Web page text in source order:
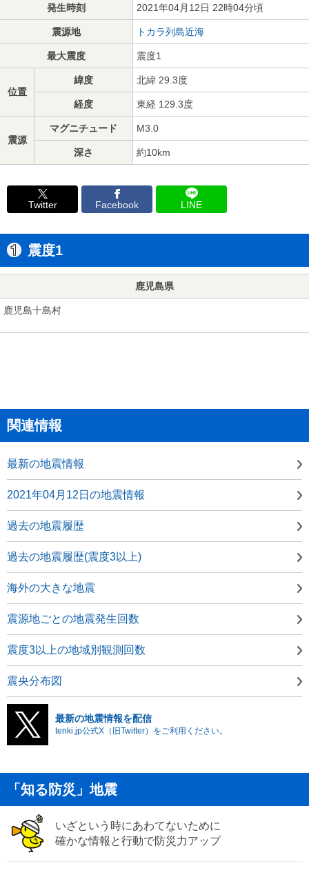
発生時刻 2021年04月12日 22時04分頃
震源地 トカラ列島近海
最大震度 震度1
位置
緯度 北緯 29.3度
経度 東経 129.3度
震源
マグニチュード M3.0
深さ 約10km
Twitter Facebook LINE
震度1
鹿児島県
鹿児島十島村
関連情報
最新の地震情報
2021年04月12日の地震情報
過去の地震履歴
過去の地震履歴(震度3以上)
海外の大きな地震
震源地ごとの地震発生回数
震度3以上の地域別観測回数
震央分布図
最新の地震情報を配信
tenki.jp公式X（旧Twitter）をご利用ください。
「知る防災」地震
いざという時にあわてないために
確かな情報と行動で防災力アップ